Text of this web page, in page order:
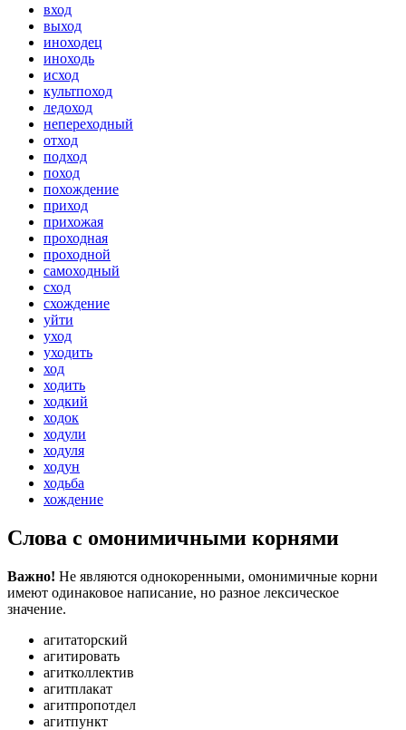
вход
выход
иноходец
иноходь
исход
культпоход
ледоход
непереходный
отход
подход
поход
похождение
приход
прихожая
проходная
проходной
самоходный
сход
схождение
уйти
уход
уходить
ход
ходить
ходкий
ходок
ходули
ходуля
ходун
ходьба
хождение
Слова с омонимичными корнями
Важно! Не являются однокоренными, омонимичные корни
имеют одинаковое написание, но разное лексическое
значение.
агитаторский
агитировать
агитколлектив
агитплакат
агитпропотдел
агитпункт